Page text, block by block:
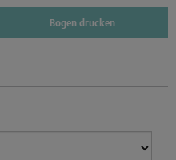
Bogen drucken